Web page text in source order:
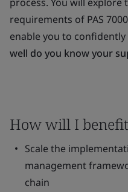
requirements of PAS
enable you to
well do you know your
How will I
Scale the
management
chain